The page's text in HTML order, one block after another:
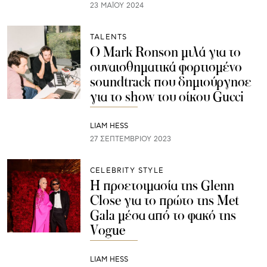
23 ΜΑΪ́ΟΥ 2024
TALENTS
Ο Mark Ronson μιλά για το
συναισθηματικά φορτισμένο
soundtrack που δημιούργησε
για το show του οίκου Gucci
LIAM HESS
27 ΣΕΠΤΕΜΒΡΊΟΥ 2023
CELEBRITY STYLE
Η προετοιμασία της Glenn
Close για το πρώτο της Met
Gala μέσα από το φακό της
Vogue
LIAM HESS